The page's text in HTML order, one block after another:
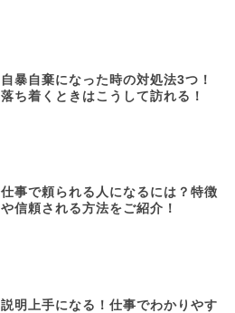
自暴自棄になった時の対処法3つ！
落ち着くときはこうして訪れる！
仕事で頼られる人になるには？特徴
や信頼される方法をご紹介！
説明上手になる！仕事でわかりやす